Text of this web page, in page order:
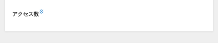
アクセス数※